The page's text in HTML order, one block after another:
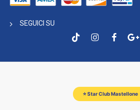
SEGUICI SU
⭐ Star Club Mastellone